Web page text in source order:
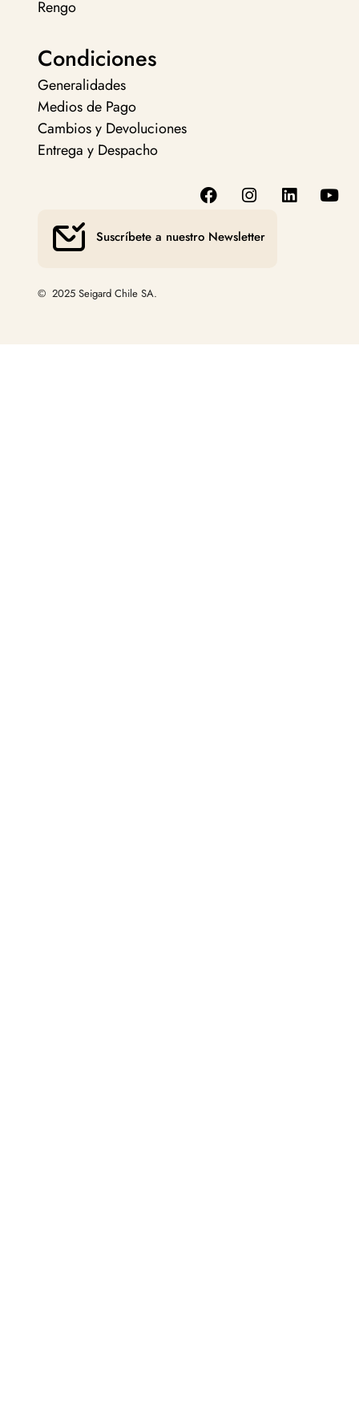
Rengo
Condiciones
Generalidades
Medios de Pago
Cambios y Devoluciones
Entrega y Despacho
Suscríbete a nuestro Newsletter
© 2025 Seigard Chile SA.